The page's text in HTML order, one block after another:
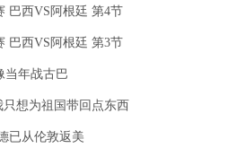
巴西VS阿根廷 第4节
巴西VS阿根廷 第3节
当年战古巴
想为祖国带回点东西
已从伦敦返美